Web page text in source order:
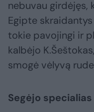
nebuvau
Egipte
tokie pavojingi ir
kalbėjo
smogė vėlyvą
Segėjo